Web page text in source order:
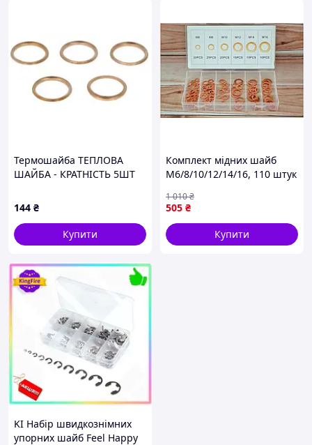
Термошайба ТЕПЛОВА
ШАЙБА - КРАТНІСТЬ 5ШТ
144 ₴
Купити
Комплект мідних шайб
М6/8/10/12/14/16, 110 штук
та монтажу
505 ₴
1 010₴
Купити
KI Набір швидкознімних
упорних шайб Feel Happy